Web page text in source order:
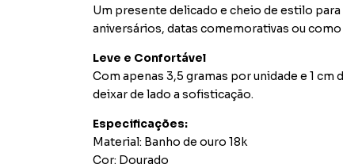
Um presente delicado e cheio de estilo
aniversários, datas comemorativas ou
Leve e Confortável
Com apenas 3,5 gramas por unidade e 1
deixar de lado a sofisticação.
Especificações:
Material: Banho de ouro 18k
Cor: Dourado